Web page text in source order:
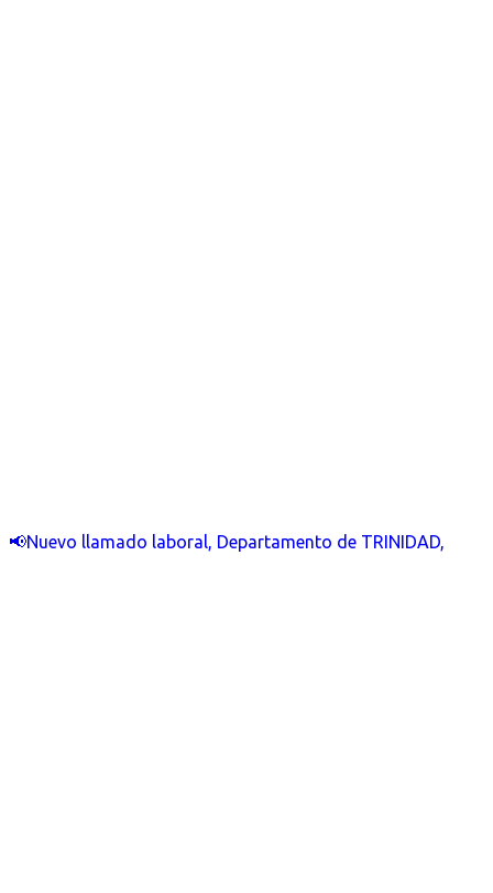
📢Nuevo llamado laboral, Departamento de TRINIDAD,